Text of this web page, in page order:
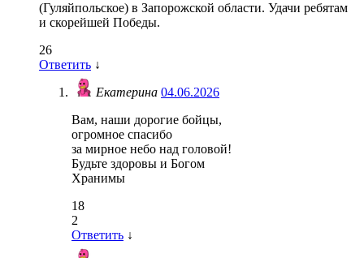
(Гуляйпольское) в Запорожской области. Удачи ребятам
и скорейшей Победы.
26
Ответить ↓
Екатерина 04.06.2026
Вам, наши дорогие бойцы,
огромное спасибо
за мирное небо над головой!
Будьте здоровы и Богом
Хранимы
18
2
Ответить ↓